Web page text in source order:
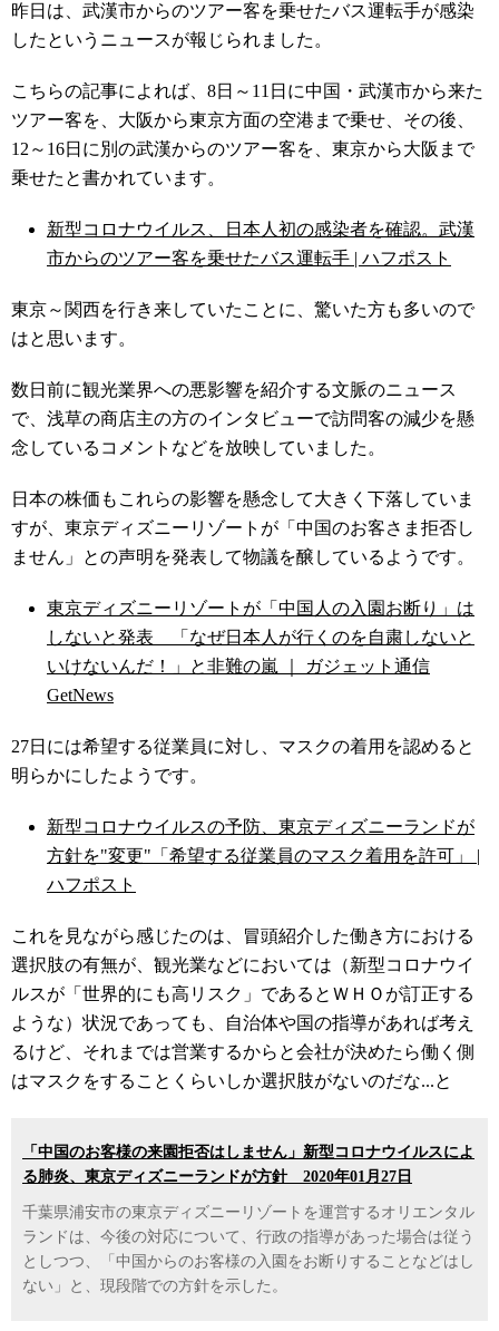
昨日は、武漢市からのツアー客を乗せたバス運転手が感染
したというニュースが報じられました。
こちらの記事によれば、8日～11日に中国・武漢市から来た
ツアー客を、大阪から東京方面の空港まで乗せ、その後、
12～16日に別の武漢からのツアー客を、東京から大阪まで
乗せたと書かれています。
新型コロナウイルス、日本人初の感染者を確認。武漢
市からのツアー客を乗せたバス運転手 | ハフポスト
東京～関西を行き来していたことに、驚いた方も多いので
はと思います。
数日前に観光業界への悪影響を紹介する文脈のニュース
で、浅草の商店主の方のインタビューで訪問客の減少を懸
念しているコメントなどを放映していました。
日本の株価もこれらの影響を懸念して大きく下落していま
すが、東京ディズニーリゾートが「中国のお客さま拒否し
ません」との声明を発表して物議を醸しているようです。
東京ディズニーリゾートが「中国人の入園お断り」は
しないと発表 「なぜ日本人が行くのを自粛しないと
いけないんだ！」と非難の嵐 ｜ ガジェット通信
GetNews
27日には希望する従業員に対し、マスクの着用を認めると
明らかにしたようです。
新型コロナウイルスの予防、東京ディズニーランドが
方針を"変更"「希望する従業員のマスク着用を許可」 |
ハフポスト
これを見ながら感じたのは、冒頭紹介した働き方における
選択肢の有無が、観光業などにおいては（新型コロナウイ
ルスが「世界的にも高リスク」であるとＷＨＯが訂正する
ような）状況であっても、自治体や国の指導があれば考え
るけど、それまでは営業するからと会社が決めたら働く側
はマスクをすることくらいしか選択肢がないのだな...と
「中国のお客様の来園拒否はしません」新型コロナウイルスによ
る肺炎、東京ディズニーランドが方針 2020年01月27日
千葉県浦安市の東京ディズニーリゾートを運営するオリエンタル
ランドは、今後の対応について、行政の指導があった場合は従う
としつつ、「中国からのお客様の入園をお断りすることなどはし
ない」と、現段階での方針を示した。